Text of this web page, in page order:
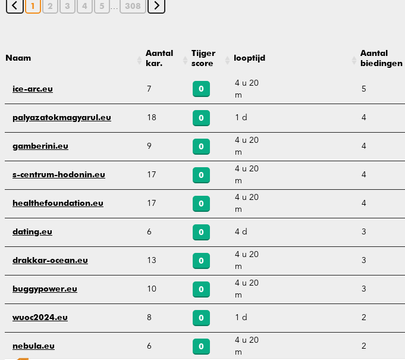
1 2 3 4 5 … 308
Naam
Aantal
kar.
Tijger
score
looptijd
Aantal
biedingen
ice-arc.eu 7 0
4 u 20
m
5
palyazatokmagyarul.eu 18 0 1 d 4
gamberini.eu 9 0
4 u 20
m
4
s-centrum-hodonin.eu 17 0
4 u 20
m
4
healthefoundation.eu 17 0
4 u 20
m
4
dating.eu 6 0 4 d 3
drakkar-ocean.eu 13 0
4 u 20
m
3
buggypower.eu 10 0
4 u 20
m
3
wuoc2024.eu 8 0 1 d 2
nebula.eu 6 0
4 u 20
m
2